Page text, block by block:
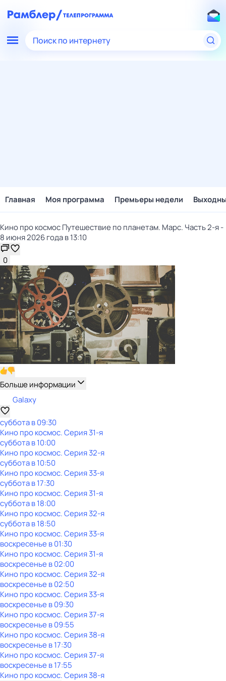
Поиск по интернету
Главная Моя программа Премьеры недели
Кино про космос Путешествие по планетам. Марс. Часть 2-я -
8 июня 2026 года в 13:10
0
Больше информации
Galaxy
субботав09:30
Кино про космос. Серия 31-я
субботав10:00
Кино про космос. Серия 32-я
субботав10:50
Кино про космос. Серия 33-я
субботав17:30
Кино про космос. Серия 31-я
субботав18:00
Кино про космос. Серия 32-я
субботав18:50
Кино про космос. Серия 33-я
воскресенье в01:30
Кино про космос. Серия 31-я
воскресенье в02:00
Кино про космос. Серия 32-я
воскресенье в02:50
Кино про космос. Серия 33-я
воскресенье в09:30
Кино про космос. Серия 37-я
воскресенье в09:55
Кино про космос. Серия 38-я
воскресенье в17:30
Кино про космос. Серия 37-я
воскресенье в17:55
Кино про космос. Серия 38-я